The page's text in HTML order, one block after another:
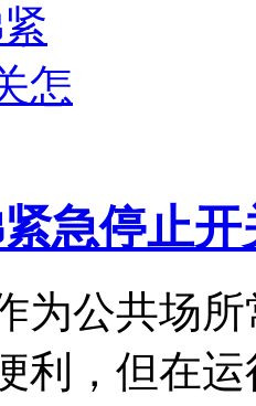
急停止
为公共场
利，但在